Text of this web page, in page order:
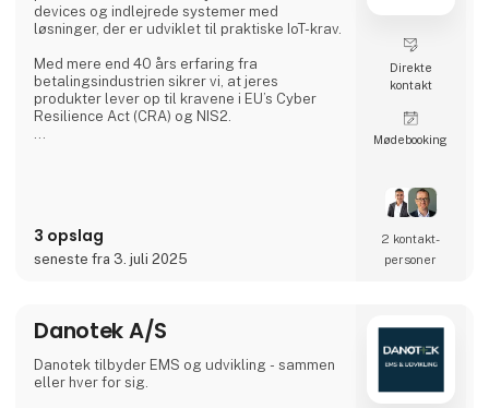
devices og indlejrede systemer med
løsninger, der er udviklet til praktiske IoT-krav.
Med mere end 40 års erfaring fra
betalingsindustrien sikrer vi, at jeres
produkter lever op til kravene i EU’s Cyber
Resilience Act (CRA) og NIS2.
Code Signing Service, der sikrer integriteten
Device Certificate Service, der giver alle
devices en unik kryptografisk identitet og
kontrolleret adgang til netværk
3 opslag
seneste fra 3. juli 2025
Direkte
kontakt
Møde­booking
2 kontakt­
personer
Danotek A/S
Danotek tilbyder EMS og udvikling - sammen
eller hver for sig.